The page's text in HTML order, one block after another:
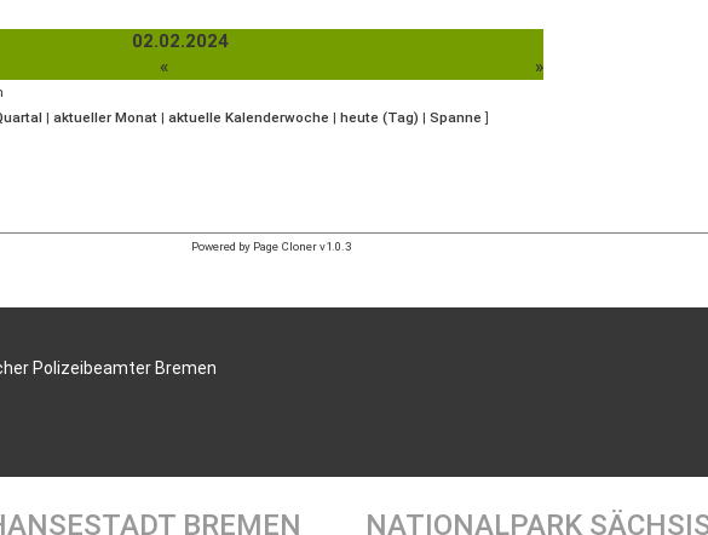
02.02.2024
«
»
| aktueller Monat | aktuelle Kalenderwoche | heute (Tag) | Spanne ]
Powered by Page Cloner v1.0.3
Polizeibeamter Bremen
BREMEN NATIONALPARK